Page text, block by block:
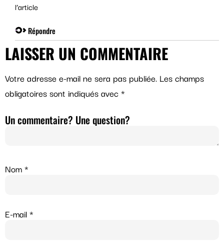
l’article
Répondre
LAISSER UN COMMENTAIRE
Votre adresse e-mail ne sera pas publiée. Les champs
obligatoires sont indiqués avec*
Un commentaire? Une question?
Nom*
E-mail*